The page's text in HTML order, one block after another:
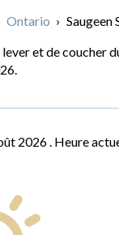
Ontario › Saugeen
et de coucher
2026 . Heure